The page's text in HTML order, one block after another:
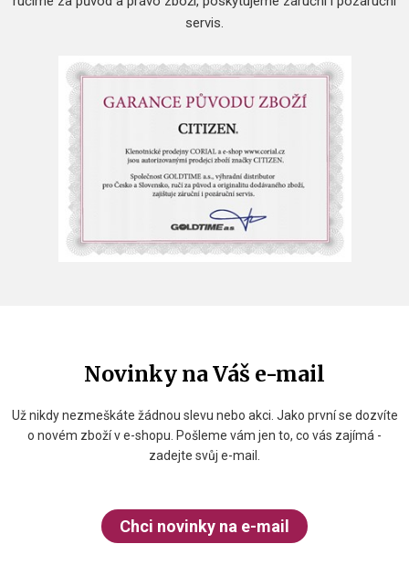
servis.
Novinky na Váš e-mail
Už nikdy nezmeškáte žádnou slevu nebo akci. Jako první se dozvíte
o novém zboží v e-shopu. Pošleme vám jen to, co vás zajímá -
zadejte svůj e-mail.
Chci novinky na e-mail